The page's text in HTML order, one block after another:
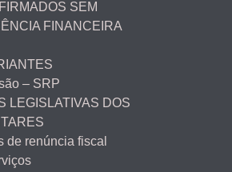
SEM
FINANCEIRA
– SRP
LEGISLATIVAS DOS
de renúncia fiscal